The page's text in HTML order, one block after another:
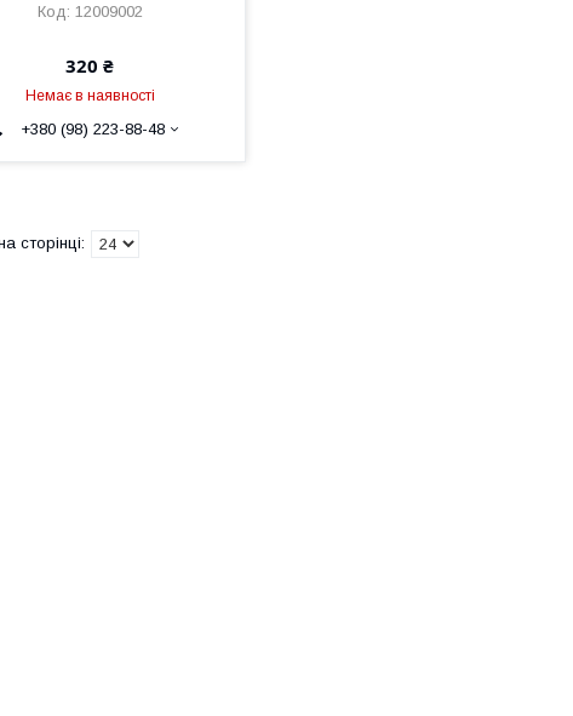
12009002
320 ₴
Немає в наявності
+380 (98) 223-88-48